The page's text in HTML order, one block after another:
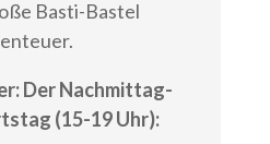
Basti-Bastel
Der Nachmittag-
(15-19 Uhr):